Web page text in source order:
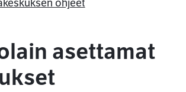
ohjeet
asettamat